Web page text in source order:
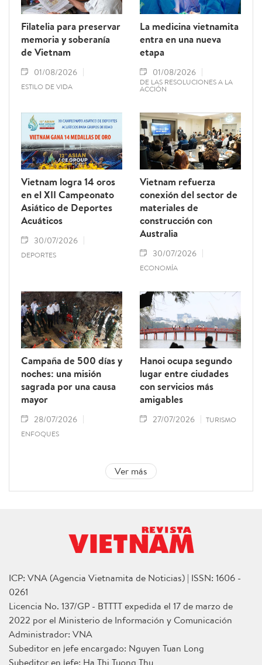
Filatelia para preservar
memoria y soberanía
de Vietnam
01/08/2026
ESTILO DE VIDA
La medicina vietnamita
entra en una nueva
etapa
01/08/2026
DE LAS RESOLUCIONES A LA
ACCIÓN
Vietnam logra 14 oros
en el XII Campeonato
Asiático de Deportes
Acuáticos
30/07/2026
DEPORTES
Vietnam refuerza
conexión del sector de
materiales de
construcción con
Australia
30/07/2026
ECONOMÍA
Campaña de 500 días y
noches: una misión
sagrada por una causa
mayor
28/07/2026
ENFOQUES
Hanoi ocupa segundo
lugar entre ciudades
con servicios más
amigables
27/07/2026 TURISMO
Ver más
ICP: VNA (Agencia Vietnamita de Noticias) | ISSN: 1606 -
0261
Licencia No. 137/GP - BTTTT expedida el 17 de marzo de
2022 por el Ministerio de Información y Comunicación
Administrador: VNA
Subeditor en jefe encargado: Nguyen Tuan Long
Subeditor en jefe: Ha Thi Tuong Thu